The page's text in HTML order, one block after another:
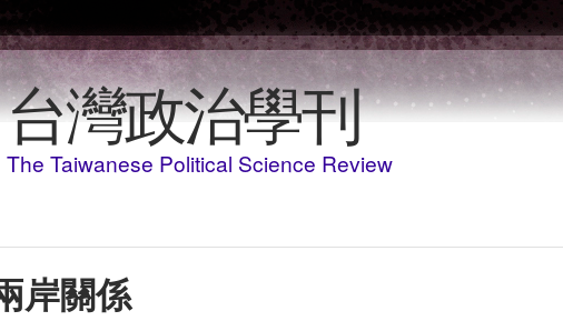
Skip to main content
台灣政治學刊
The Taiwanese Political Science Review
岸關係